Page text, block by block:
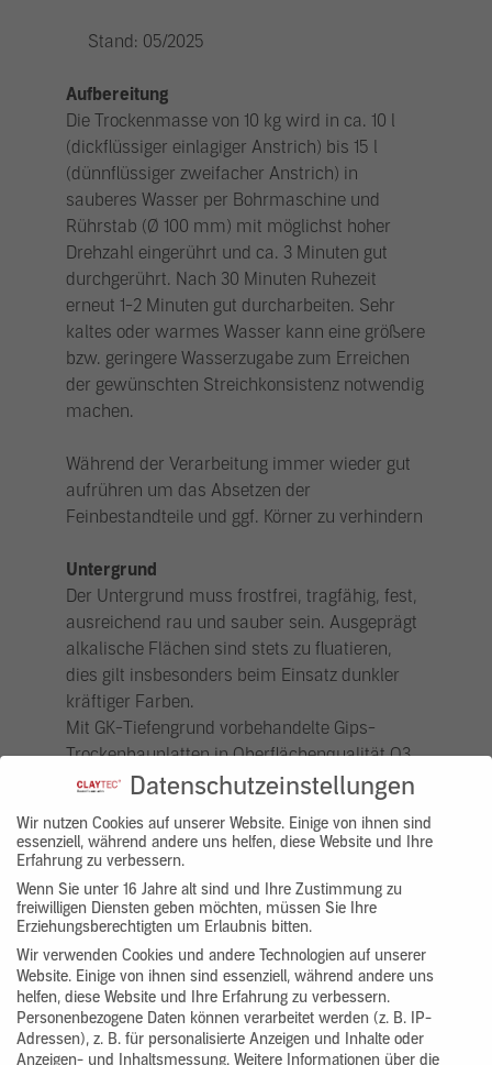
Stand: 05/2025
Aufbereitung
Die Trockenmasse von 10 kg wird in ca. 10 l
(dickflüssiger einlagiger Anstrich) bis 15 l
(dünnflüssiger zweifacher Anstrich) in
sauberes Wasser per Bohrmaschine und
Rührstab (Ø 100 mm) mit möglichst hoher
Drehzahl eingerührt und ca. 3 Minuten gut
durchgerührt. Nach 30 Minuten Ruhezeit
erneut 1-2 Minuten gut durcharbeiten. Sehr
kaltes oder warmes Wasser kann eine größere
bzw. geringere Wasserzugabe zum Erreichen
der gewünschten Streichkonsistenz notwendig
machen.
Während der Verarbeitung immer wieder gut
aufrühren um das Absetzen der
Feinbestandteile und ggf. Körner zu verhindern
Untergrund
Der Untergrund muss frostfrei, tragfähig, fest,
ausreichend rau und sauber sein. Ausgeprägt
alkalische Flächen sind stets zu fluatieren,
dies gilt insbesonders beim Einsatz dunkler
kräftiger Farben.
Mit GK-Tiefengrund vorbehandelte Gips-
Trockenbauplatten in Oberflächenqualität Q3
oder Q4 vorbereiten. Die Fugenbereiche sind
fachgerecht zu spachteln und zu armieren, z.
B. mit Kobau Elastic-Gewebe 10/10 („mit dem
roten Faden“) oder Glasgitter Fugenband.
ClayTec Lehmputze werden immer mit
ClayTec Grundierung DIE WEISSE (13.415 -.410)
vorbehandelt, stark oder ungleichmäßig
saugende Untergründe bei Bedarf. DIE WEISSE
kann auch verwendet werden, um dunkle
Anstrichuntergründe aufzuhellen
Datenschutzeinstellungen
Wir nutzen Cookies auf unserer Website. Einige von ihnen sind
essenziell, während andere uns helfen, diese Website und Ihre
Erfahrung zu verbessern.
Wenn Sie unter 16 Jahre alt sind und Ihre Zustimmung zu
freiwilligen Diensten geben möchten, müssen Sie Ihre
Erziehungsberechtigten um Erlaubnis bitten.
Wir verwenden Cookies und andere Technologien auf unserer
Website. Einige von ihnen sind essenziell, während andere uns
helfen, diese Website und Ihre Erfahrung zu verbessern.
Personenbezogene Daten können verarbeitet werden (z. B. IP-
Adressen), z. B. für personalisierte Anzeigen und Inhalte oder
Anzeigen- und Inhaltsmessung. Weitere Informationen über die